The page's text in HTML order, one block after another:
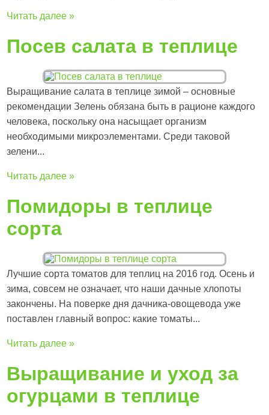
Читать далее »
Посев салата в теплице
Выращивание салата в теплице зимой – основные
рекомендации Зелень обязана быть в рационе каждого
человека, поскольку она насыщает организм
необходимыми микроэлементами. Среди таковой
зелени...
Читать далее »
Помидоры в теплице
сорта
Лучшие сорта томатов для теплиц на 2016 год. Осень и
зима, совсем не означает, что наши дачные хлопоты
закончены. На поверке дня дачника-овощевода уже
поставлен главный вопрос: какие томаты...
Читать далее »
Выращивание и уход за
огурцами в теплице